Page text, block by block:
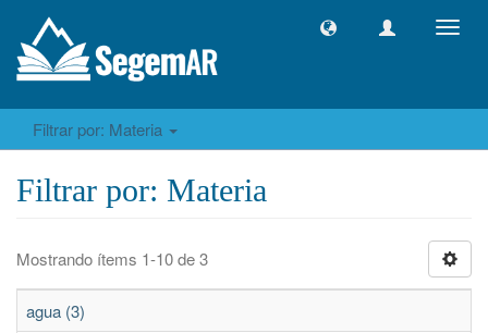
Filtrar por: Materia
Filtrar por: Materia
Mostrando ítems 1-10 de 3
agua (3)